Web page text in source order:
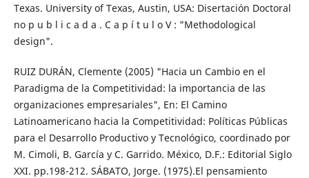
Texas. University of Texas, Austin, USA: Disertación Doctoral
no p u b l i c a d a . C a p í t u l o V : "Methodological
design".
RUIZ DURÁN, Clemente (2005) "Hacia un Cambio en el
Paradigma de la Competitividad: la importancia de las
organizaciones empresariales", En: El Camino
Latinoamericano hacia la Competitividad: Políticas Públicas
para el Desarrollo Productivo y Tecnológico, coordinado por
M. Cimoli, B. García y C. Garrido. México, D.F.: Editorial Siglo
XXI. pp.198-212. SÁBATO, Jorge. (1975).El pensamiento